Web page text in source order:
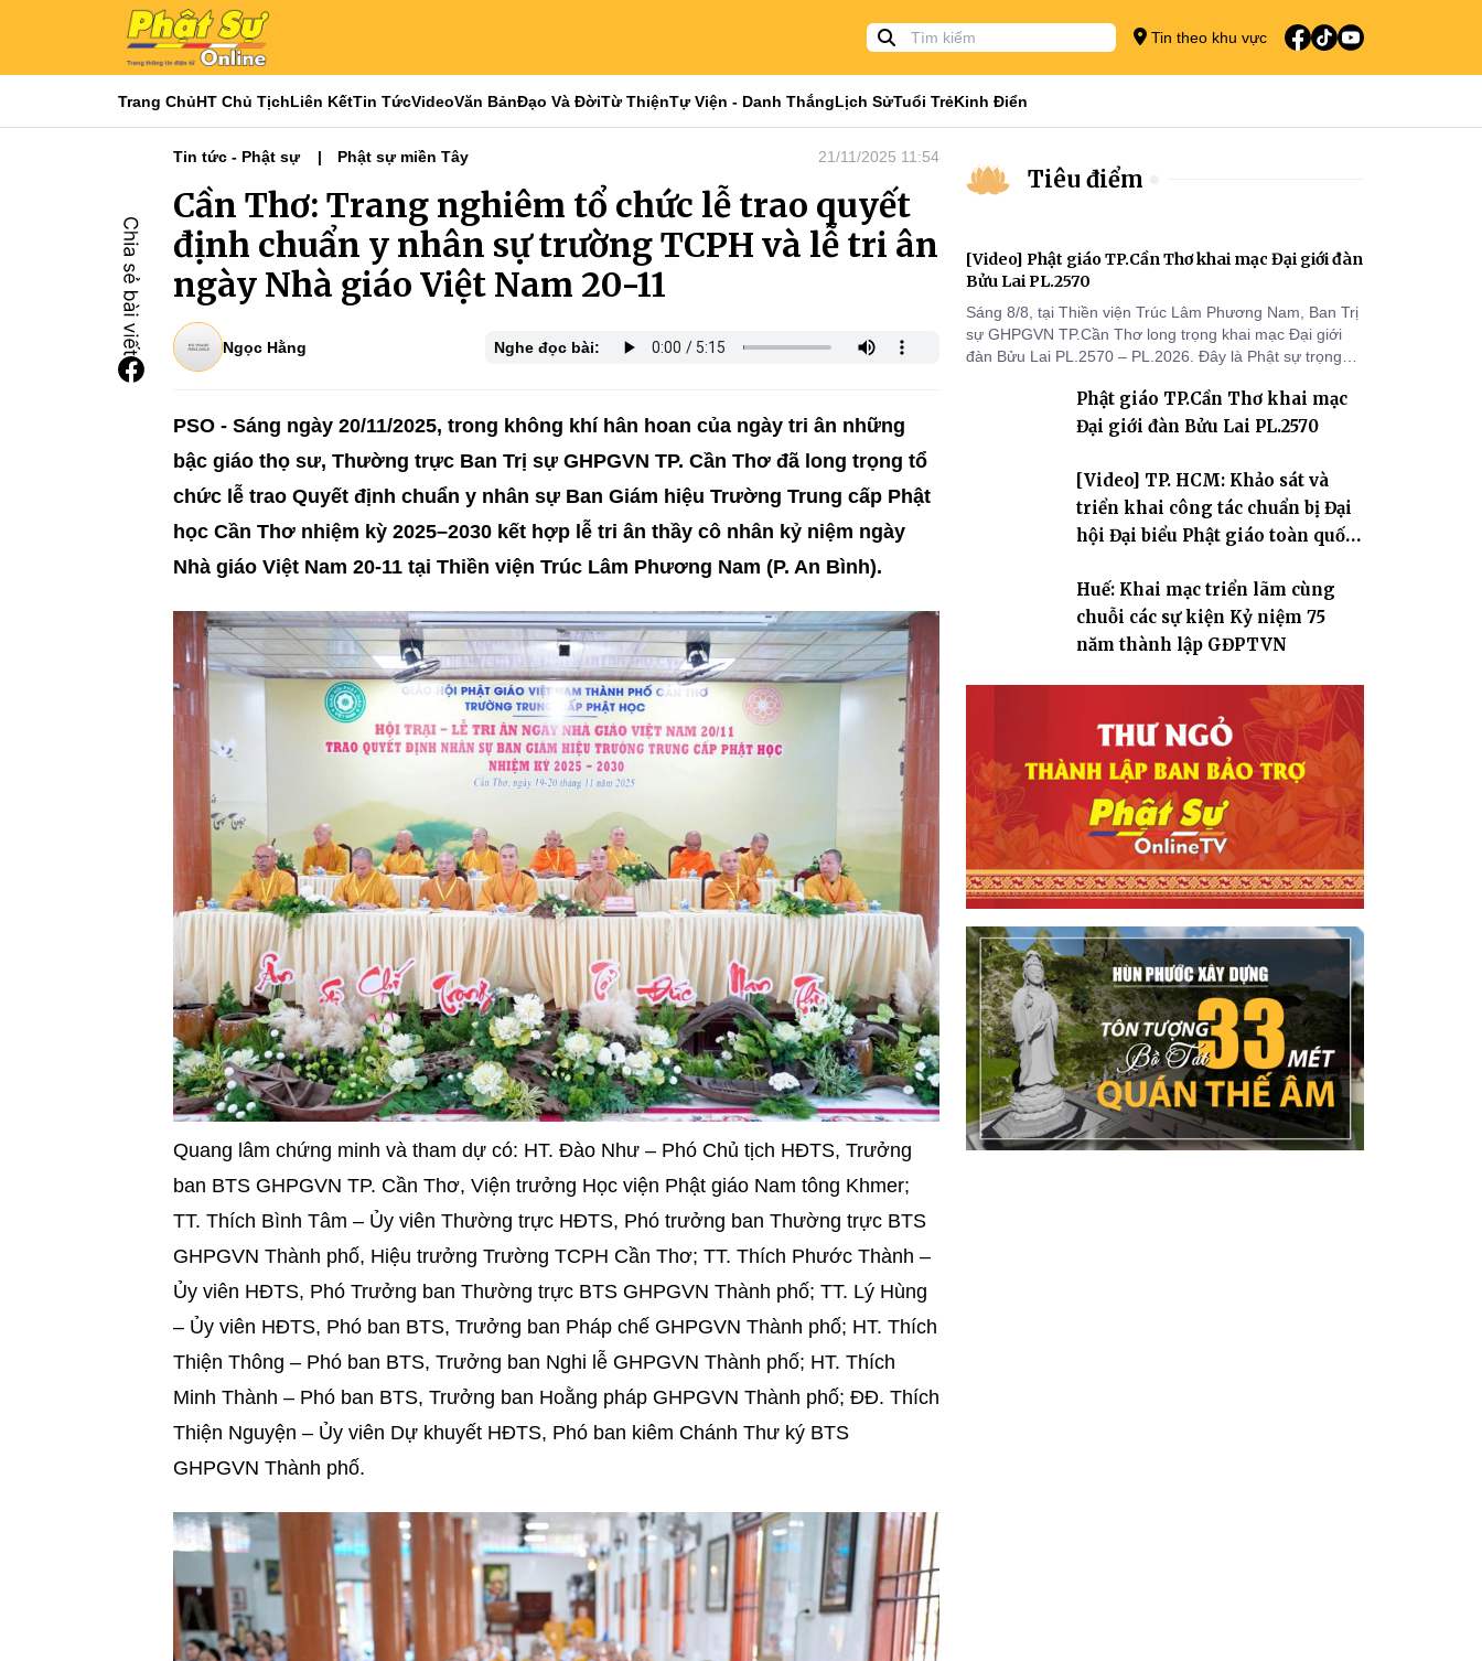
Tin theo khu vực
Trang ChủHT Chủ TịchLiên KếtTin TứcVideoVăn BảnĐạo Và ĐờiTừ ThiệnTự Viện - Danh ThắngLịch SửTuổi TrẻKinh Điển
Tin tức - Phật sự Phật sự miền Tây 21/11/2025 11:54
Cần Thơ: Trang nghiêm tổ chức lễ trao quyết
định chuẩn y nhân sự trường TCPH và lễ tri ân
ngày Nhà giáo Việt Nam 20-11
Ngọc Hằng Nghe đọc bài:
PSO - Sáng ngày 20/11/2025, trong không khí hân hoan của ngày tri ân những
bậc giáo thọ sư, Thường trực Ban Trị sự GHPGVN TP. Cần Thơ đã long trọng tổ
chức lễ trao Quyết định chuẩn y nhân sự Ban Giám hiệu Trường Trung cấp Phật
học Cần Thơ nhiệm kỳ 2025–2030 kết hợp lễ tri ân thầy cô nhân kỷ niệm ngày
Nhà giáo Việt Nam 20-11 tại Thiền viện Trúc Lâm Phương Nam (P. An Bình).
Quang lâm chứng minh và tham dự có: HT. Đào Như – Phó Chủ tịch HĐTS, Trưởng
ban BTS GHPGVN TP. Cần Thơ, Viện trưởng Học viện Phật giáo Nam tông Khmer;
TT. Thích Bình Tâm – Ủy viên Thường trực HĐTS, Phó trưởng ban Thường trực BTS
GHPGVN Thành phố, Hiệu trưởng Trường TCPH Cần Thơ; TT. Thích Phước Thành –
Ủy viên HĐTS, Phó Trưởng ban Thường trực BTS GHPGVN Thành phố; TT. Lý Hùng
– Ủy viên HĐTS, Phó ban BTS, Trưởng ban Pháp chế GHPGVN Thành phố; HT. Thích
Thiện Thông – Phó ban BTS, Trưởng ban Nghi lễ GHPGVN Thành phố; HT. Thích
Minh Thành – Phó ban BTS, Trưởng ban Hoằng pháp GHPGVN Thành phố; ĐĐ. Thích
Thiện Nguyện – Ủy viên Dự khuyết HĐTS, Phó ban kiêm Chánh Thư ký BTS
GHPGVN Thành phố.
Tiêu điểm
[Video] Phật giáo TP.Cần Thơ khai mạc Đại giới đàn
Bửu Lai PL.2570
Sáng 8/8, tại Thiền viện Trúc Lâm Phương Nam, Ban Trị
sự GHPGVN TP.Cần Thơ long trọng khai mạc Đại giới
đàn Bửu Lai PL.2570 – PL.2026. Đây là Phật sự trọng
của Đại hội Phật giáo thành phố lần thứ I, thể hiện sự
quan tâm đối với công tác truyền giới, đào tạo Tăng tài
Phật giáo TP.Cần Thơ khai mạc
Đại giới đàn Bửu Lai PL.2570
[Video] TP. HCM: Khảo sát và
triển khai công tác chuẩn bị Đại
hội Đại biểu Phật giáo toàn quốc
Huế: Khai mạc triển lãm cùng
chuỗi các sự kiện Kỷ niệm 75
năm thành lập GĐPTVN